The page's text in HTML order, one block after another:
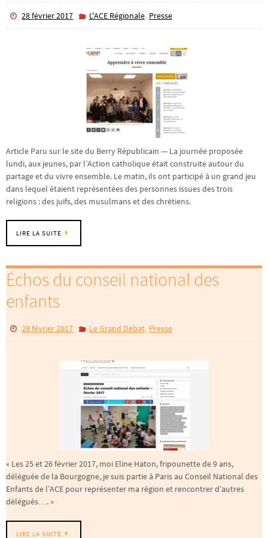
28 février 2017 L'ACE Régionale, Presse
Article Paru sur le site du Berry Républicain — La journée proposée
lundi, aux jeunes, par l’Action catholique était construite autour du
partage et du vivre ensemble. Le matin, ils ont participé à un grand jeu
dans lequel étaient représentées des personnes issues des trois
religions : des juifs, des musulmans et des chrétiens.
LIRE LA SUITE
Échos du conseil national des
enfants
28 février 2017 Le Grand Débat, Presse
« Les 25 et 26 février 2017, moi Eline Haton, fripounette de 9 ans,
déléguée de la Bourgogne, je suis partie à Paris au Conseil National des
Enfants de l’ACE pour représenter ma région et rencontrer d’autres
délégués…. »
LIRE LA SUITE